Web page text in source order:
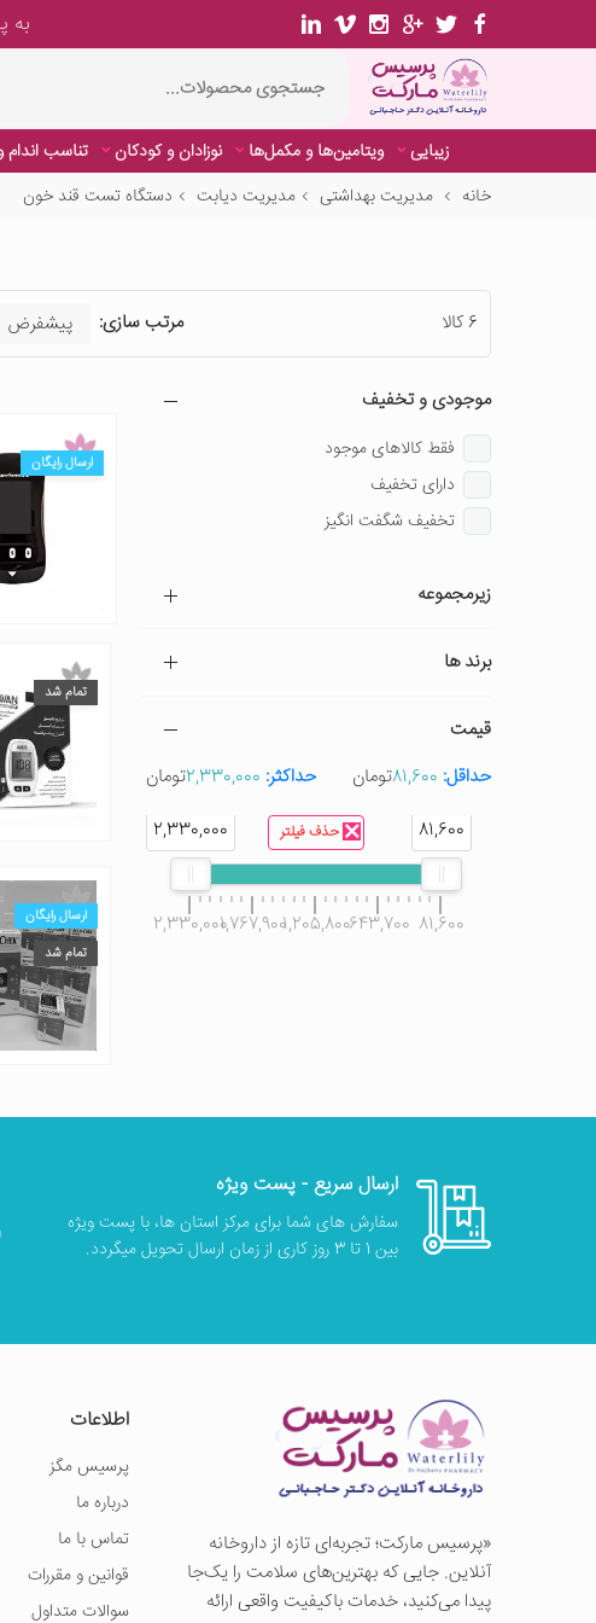
به
زیبایی ویتامین‌ها و مکمل‌ها نوزادان و کودکان تناسب اندام
خانه
مدیریت بهداشتی مدیریت دیابت دستگاه تست قند خون
6 کالا مرتب سازی:
موجودی و تخفیف
فقط کالاهای موجود
دارای تخفیف
تخفیف شگفت انگیز
زیرمجموعه
برند ها
قیمت
حداقل: 81,600تومان حداکثر: 2,330,000تومان
حذف فیلتر 81,600
2,330,000
81,600
643,700
1,205,800
1,767,900
2,330,000
ارسال رایگان
تمام شد
ارسال رایگان
تمام شد
ارسال سریع - پست ویژه
سفارش های شما برای مرکز استان ها، با پست ویژه
بین 1 تا 3 روز کاری از زمان ارسال تحویل میگردد.
«پرسيس ماركت؛ تجربه‌ای تازه از داروخانه
آنلاین. جایی که بهترین‌های سلامت را یک‌جا
پیدا می‌کنید، خدمات باکیفیت واقعی ارائه
اطلاعات
پرسیس مگز
درباره ما
تماس با ما
قوانین و مقررات
سوالات متداول